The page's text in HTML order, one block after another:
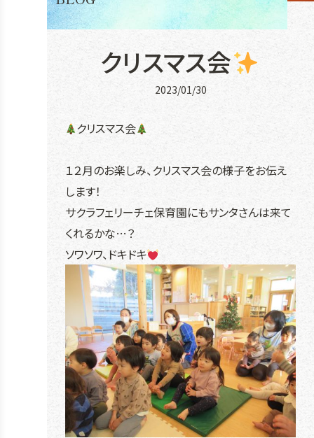
クリスマス会
2023/01/30
クリスマス会
１２月のお楽しみ、クリスマス会の様子をお伝え
します！
サクラフェリーチェ保育園にもサンタさんは来て
くれるかな…？
ソワソワ、ドキドキ